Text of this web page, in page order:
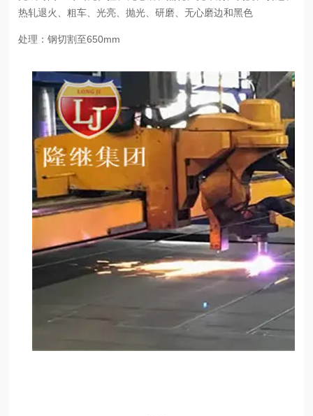
热轧退火、粗车、光亮、抛光、研磨、无心磨边和黑色
处理：钢切割至650mm